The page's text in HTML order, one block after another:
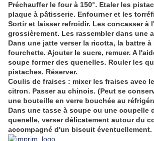
Préchauffer le four à 150°. Etaler les
plaque à pâtisserie. Enfourner et les
Sortir et laisser refroidir. Les concasser à
grossièrement. Les rassembler dans une
Dans une jatte verser la ricotta, la battre
fourchette. Ajouter le sucre, remuer. A
soupe former des quenelles. Rouler les
pistaches. Réserver.
Coulis de fraises : mixer les fraises avec
citron. Passer au chinois. (Peut se
une bouteille en verre bouchée au
Dans une tasse à soupe ou une coupelle
quenelle, verser délicatement autour du
accompagné d'un biscuit éventuellement.